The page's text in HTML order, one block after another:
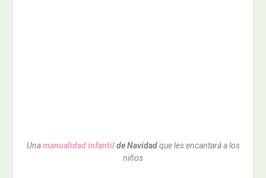
Unamanualidad infantilde Navidadque les encantará a los
niños